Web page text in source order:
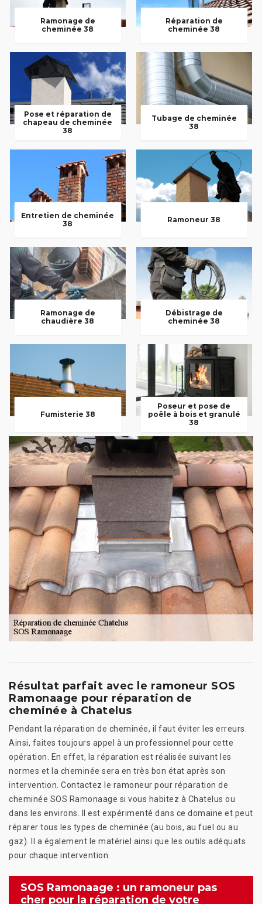
Ramonage de
cheminée 38
Réparation de
cheminée 38
Pose et réparation de
chapeau de cheminée
38
Tubage de cheminée
38
Entretien de cheminée
38
Ramoneur 38
Ramonage de
chaudière 38
Débistrage de
cheminée 38
Fumisterie 38
Poseur et pose de
poêle à bois et granulé
38
Résultat parfait avec le ramoneur SOS
Ramonaage pour réparation de
cheminée à Chatelus
Pendant la réparation de cheminée, il faut éviter les erreurs.
Ainsi, faites toujours appel à un professionnel pour cette
opération. En effet, la réparation est réalisée suivant les
normes et la cheminée sera en très bon état après son
intervention. Contactez le ramoneur pour réparation de
cheminée SOS Ramonaage si vous habitez à Chatelus ou
dans les environs. Il est expérimenté dans ce domaine et peut
réparer tous les types de cheminée (au bois, au fuel ou au
gaz). Il a également le matériel ainsi que les outils adéquats
pour chaque intervention.
SOS Ramonaage : un ramoneur pas
cher pour la réparation de votre